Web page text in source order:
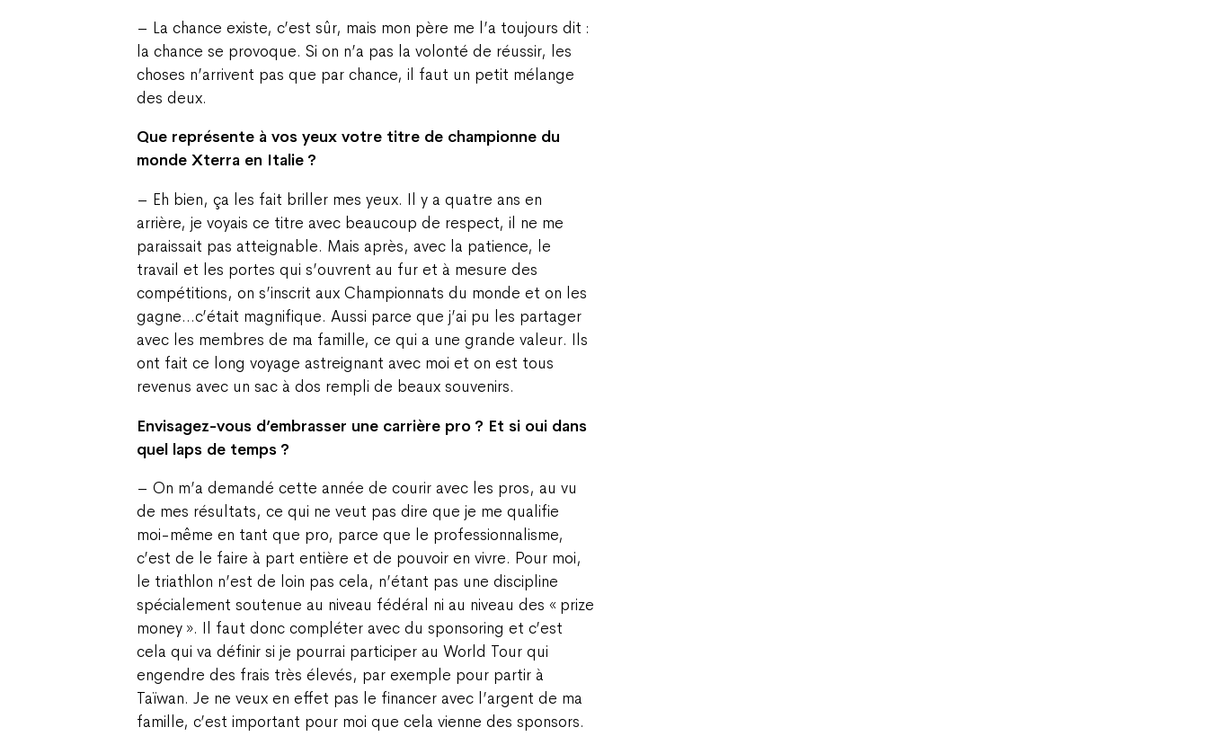
– La chance existe, c’est sûr, mais mon père me l’a toujours dit :
la chance se provoque. Si on n’a pas la volonté de réussir, les
choses n’arrivent pas que par chance, il faut un petit mélange
des deux.
Que représente à vos yeux votre titre de championne du
monde Xterra en Italie ?
– Eh bien, ça les fait briller mes yeux. Il y a quatre ans en
arrière, je voyais ce titre avec beaucoup de respect, il ne me
paraissait pas atteignable. Mais après, avec la patience, le
travail et les portes qui s’ouvrent au fur et à mesure des
compétitions, on s’inscrit aux Championnats du monde et on les
gagne…c’était magnifique. Aussi parce que j’ai pu les partager
avec les membres de ma famille, ce qui a une grande valeur. Ils
ont fait ce long voyage astreignant avec moi et on est tous
revenus avec un sac à dos rempli de beaux souvenirs.
Envisagez-vous d’embrasser une carrière pro ? Et si oui dans
quel laps de temps ?
– On m’a demandé cette année de courir avec les pros, au vu
de mes résultats, ce qui ne veut pas dire que je me qualifie
moi-même en tant que pro, parce que le professionnalisme,
c’est de le faire à part entière et de pouvoir en vivre. Pour moi,
le triathlon n’est de loin pas cela, n’étant pas une discipline
spécialement soutenue au niveau fédéral ni au niveau des « prize
money ». Il faut donc compléter avec du sponsoring et c’est
cela qui va définir si je pourrai participer au World Tour qui
engendre des frais très élevés, par exemple pour partir à
Taïwan. Je ne veux en effet pas le financer avec l’argent de ma
famille, c’est important pour moi que cela vienne des sponsors.